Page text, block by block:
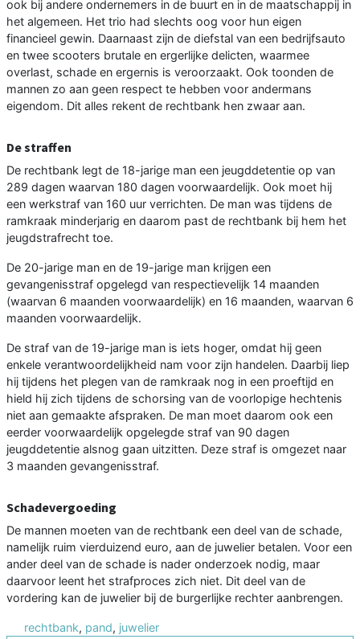
ook bij andere ondernemers in de buurt en in de maatschappij in
het algemeen. Het trio had slechts oog voor hun eigen
financieel gewin. Daarnaast zijn de diefstal van een bedrijfsauto
en twee scooters brutale en ergerlijke delicten, waarmee
overlast, schade en ergernis is veroorzaakt. Ook toonden de
mannen zo aan geen respect te hebben voor andermans
eigendom. Dit alles rekent de rechtbank hen zwaar aan.
De straffen
De rechtbank legt de 18-jarige man een jeugddetentie op van
289 dagen waarvan 180 dagen voorwaardelijk. Ook moet hij
een werkstraf van 160 uur verrichten. De man was tijdens de
ramkraak minderjarig en daarom past de rechtbank bij hem het
jeugdstrafrecht toe.
De 20-jarige man en de 19-jarige man krijgen een
gevangenisstraf opgelegd van respectievelijk 14 maanden
(waarvan 6 maanden voorwaardelijk) en 16 maanden, waarvan 6
maanden voorwaardelijk.
De straf van de 19-jarige man is iets hoger, omdat hij geen
enkele verantwoordelijkheid nam voor zijn handelen. Daarbij liep
hij tijdens het plegen van de ramkraak nog in een proeftijd en
hield hij zich tijdens de schorsing van de voorlopige hechtenis
niet aan gemaakte afspraken. De man moet daarom ook een
eerder voorwaardelijk opgelegde straf van 90 dagen
jeugddetentie alsnog gaan uitzitten. Deze straf is omgezet naar
3 maanden gevangenisstraf.
Schadevergoeding
De mannen moeten van de rechtbank een deel van de schade,
namelijk ruim vierduizend euro, aan de juwelier betalen. Voor een
ander deel van de schade is nader onderzoek nodig, maar
daarvoor leent het strafproces zich niet. Dit deel van de
vordering kan de juwelier bij de burgerlijke rechter aanbrengen.
rechtbank, pand, juwelier